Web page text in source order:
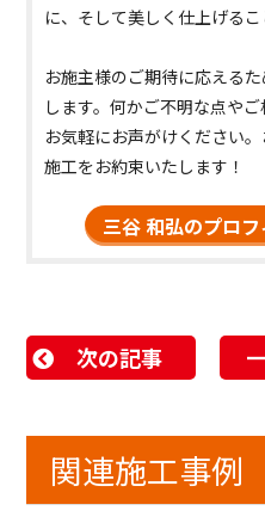
に、そして美しく仕上げるこ
お施主様のご期待に応える
します。何かご不明な点や
お気軽にお声がけください
施工をお約束いたします！
三谷 和弘のプロ
次の記事
関連施工事例